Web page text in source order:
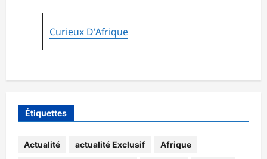
Curieux D'Afrique
Étiquettes
Actualité actualité Exclusif Afrique